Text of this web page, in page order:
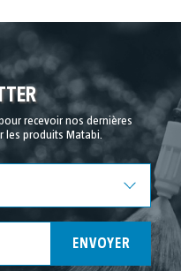
recevoir nos dernières
les produits Matabi.
ENVOYER